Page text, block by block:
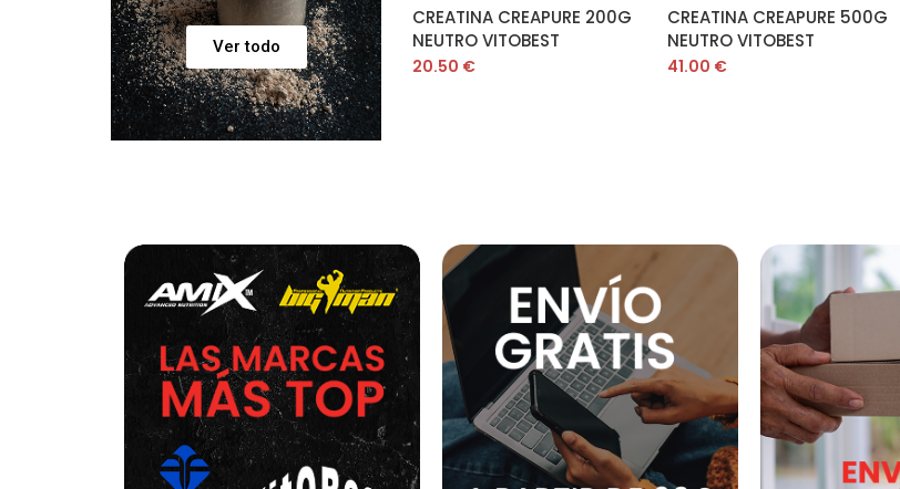
Ver todo
CREATINA CREAPURE 200G
NEUTRO VITOBEST
20.50 €
CREATINA CREAPURE 500G
NEUTRO VITOBEST
41.00 €